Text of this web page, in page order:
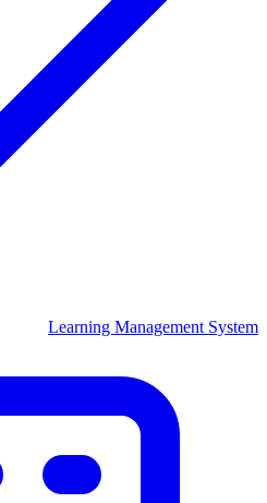
Learning Management System